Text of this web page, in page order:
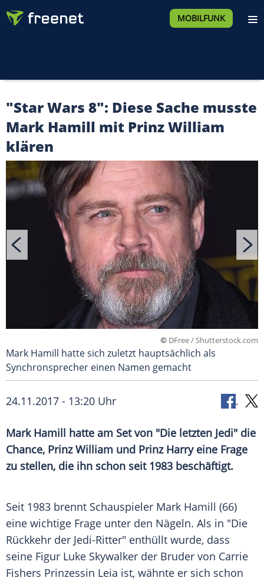
MOBILFUNK
"Star Wars 8": Diese Sache musste
Mark Hamill mit Prinz William
klären
© DFree / Shutterstock.com
Mark Hamill hatte sich zuletzt hauptsächlich als
Synchronsprecher einen Namen gemacht
24.11.2017 - 13:20 Uhr
Mark Hamill hatte am Set von "Die letzten Jedi" die
Chance, Prinz William und Prinz Harryeine Frage
zu stellen, die ihn schon seit 1983 beschäftigt.
Seit 1983 brennt Schauspieler Mark Hamill (66)
eine wichtige Frage unter den Nägeln. Als in "Die
Rückkehr der Jedi-Ritter" enthüllt wurde, dass
seine Figur Luke Skywalker der Bruder von Carrie
Fishers Prinzessin Leia ist, wähnte er sich schon